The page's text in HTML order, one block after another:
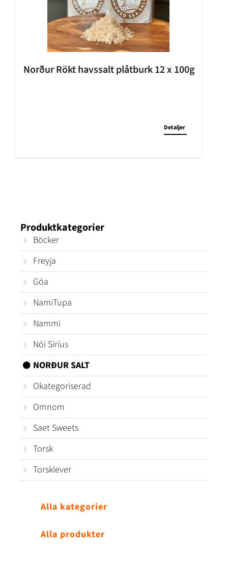
Norður Rökt havssalt plåtburk 12 x 100g
Detaljer
Produktkategorier
Böcker
Freyja
Góa
NamiTupa
Nammi
Nói Síríus
NORÐUR SALT
Okategoriserad
Omnom
Saet Sweets
Torsk
Torsklever
Alla kategorier
Alla produkter